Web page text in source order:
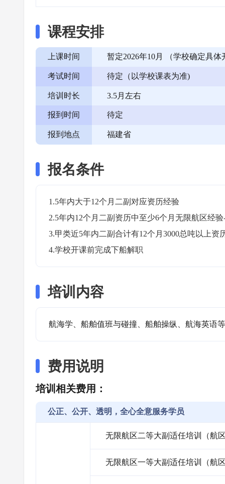
课程安排
上课时间 暂定2026年10月 （学校确定具
考试时间 待定（以学校课表为准)
培训时长 3.5月左右
报到时间 待定
报到地点 福建省
报名条件
1.5年内大于12个月二副对应资历经验
2.5年内12个月二副资历中至少6个月无限航区经
3.甲类近5年内二副合计有12个月3000总吨以上资
4.学校开课前完成下船解职
培训内容
航海学、船舶值班与碰撞、船舶操纵、航海英语
费用说明
培训相关费用：
公正、公开、透明，全心全意服务学员
无限航区二等大副适任培训（航
无限航区一等大副适任培训（航